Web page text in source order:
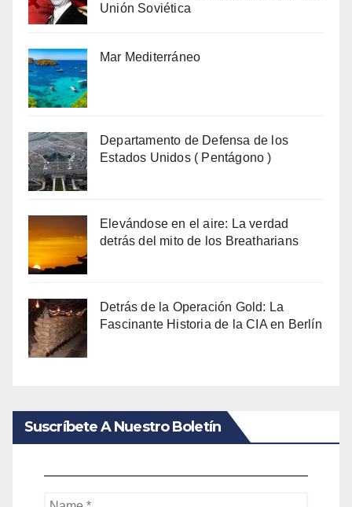
Unión Soviética
Mar Mediterráneo
Departamento de Defensa de los
Estados Unidos ( Pentágono )
Elevándose en el aire: La verdad
detrás del mito de los Breatharians
Detrás de la Operación Gold: La
Fascinante Historia de la CIA en Berlín
Suscríbete A Nuestro Boletín
Name